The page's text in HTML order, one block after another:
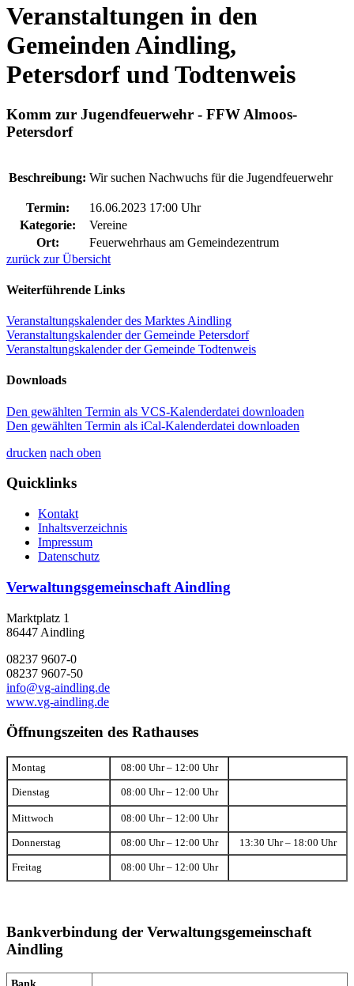
Veranstaltungen in den
Gemeinden Aindling,
Petersdorf und Todtenweis
Komm zur Jugendfeuerwehr - FFW Almoos-
Petersdorf
Beschreibung: Wir suchen Nachwuchs für die Jugendfeuerwehr
Termin:
16.06.2023 17:00 Uhr
Kategorie:
Vereine
Ort:
Feuerwehrhaus am Gemeindezentrum
zurück zur Übersicht
Weiterführende Links
Veranstaltungskalender des Marktes Aindling
Veranstaltungskalender der Gemeinde Petersdorf
Veranstaltungskalender der Gemeinde Todtenweis
Downloads
Den gewählten Termin als VCS-Kalenderdatei downloaden
Den gewählten Termin als iCal-Kalenderdatei downloaden
drucken nach oben
Quicklinks
Kontakt
Inhaltsverzeichnis
Impressum
Datenschutz
Verwaltungsgemeinschaft Aindling
Marktplatz 1
86447 Aindling
08237 9607-0
08237 9607-50
info@vg-aindling.de
www.vg-aindling.de
Öffnungszeiten des Rathauses
Montag 08:00 Uhr – 12:00 Uhr
Dienstag 08:00 Uhr – 12:00 Uhr
Mittwoch 08:00 Uhr – 12:00 Uhr
Donnerstag 08:00 Uhr – 12:00 Uhr 13:30 Uhr – 18:00 Uhr
Freitag 08:00 Uhr – 12:00 Uhr
Bankverbindung der Verwaltungsgemeinschaft
Aindling